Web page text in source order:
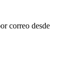
correo desde